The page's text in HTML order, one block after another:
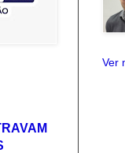
Ver